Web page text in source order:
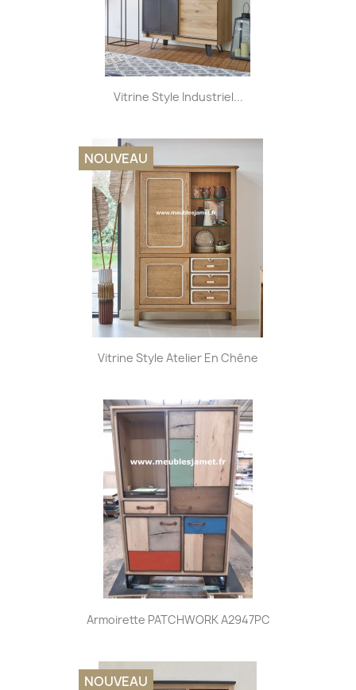
Vitrine Style Industriel...
Vitrine Style Atelier En Chêne
NOUVEAU
Armoirette PATCHWORK A2947PC
NOUVEAU